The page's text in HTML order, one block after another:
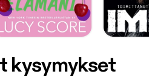
kysymykset